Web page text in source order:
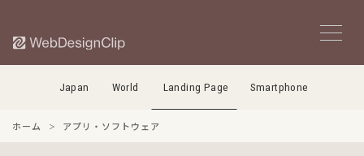
Japan World Landing Page Smartphone
ホーム アプリ・ソフトウェア